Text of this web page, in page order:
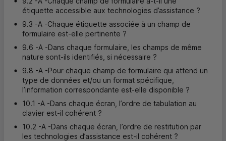
étiquette accessible aux technologies d’assistance ?
9.3 -A -Chaque étiquette associée à un champ de
formulaire est-elle pertinente ?
9.6 -A -Dans chaque formulaire, les champs de même
nature sont-ils identifiés, si nécessaire ?
9.8 -A -Pour chaque champ de formulaire qui attend un
type de données et/ou un format spécifique,
l’information correspondante est-elle disponible ?
10.1 -A -Dans chaque écran, l’ordre de tabulation au
clavier est-il cohérent ?
10.2 -A -Dans chaque écran, l’ordre de restitution par
les technologies d’assistance est-il cohérent ?